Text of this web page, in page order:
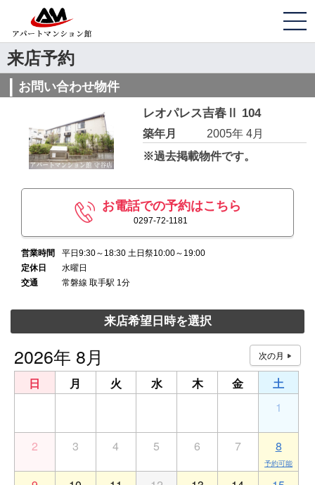
来店予約
お問い合わせ物件
レオパレス吉春Ⅱ 104
築年月
2005年 4月
※過去掲載物件です。
お電話での予約はこちら
0297-72-1181
営業時間
平日9:30～18:30 土日祭10:00～19:00
定休日
水曜日
交通
常磐線 取手駅 1分
来店希望日時を選択
2026年 8月
日 月 火 水 木 金
土
1
2 3 4 5 6 7 8